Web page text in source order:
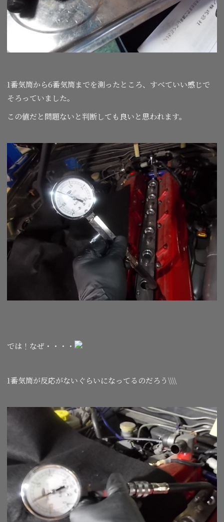
1番気筒から6番気筒までを測ったところ、すべていい感じで
そろっていました。
この値だと問題ないと判断しても良いと思われます。
では！なぜ・・・・
1番気筒が反応がないぐらいになってるのだろう\\\\